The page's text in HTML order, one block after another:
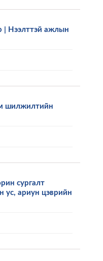
| Нээлттэй ажлын
шилжилтийн
сургалт
ус, ариун цэврийн